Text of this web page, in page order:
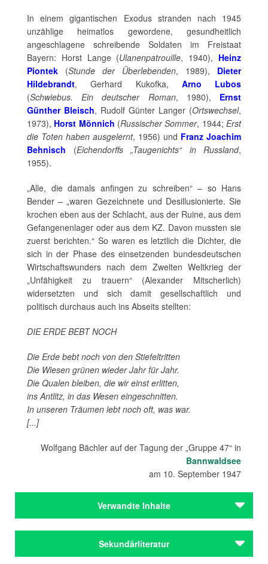
In einem gigantischen Exodus stranden nach 1945
unzählige heimatlos gewordene, gesundheitlich
angeschlagene schreibende Soldaten im Freistaat
Bayern: Horst Lange (Ulanenpatrouille, 1940), Heinz
Piontek (Stunde der Überlebenden, 1989), Dieter
Hildebrandt, Gerhard Kukofka, Arno Lubos
(Schwiebus. Ein deutscher Roman, 1980), Ernst
Günther Bleisch, Rudolf Günter Langer (Ortswechsel,
1973), Horst Mönnich (Russischer Sommer, 1944;Erst
die Toten haben ausgelernt, 1956) und Franz Joachim
Behnisch (Eichendorffs „Taugenichts“ in Russland,
1955).
„Alle, die damals anfingen zu schreiben“ – so Hans
Bender – „waren Gezeichnete und Desillusionierte. Sie
krochen eben aus der Schlacht, aus der Ruine, aus dem
Gefangenenlager oder aus dem KZ. Davon mussten sie
zuerst berichten.“ So waren es letztlich die Dichter, die
sich in der Phase des einsetzenden bundesdeutschen
Wirtschaftswunders nach dem Zweiten Weltkrieg der
„Unfähigkeit zu trauern“ (Alexander Mitscherlich)
widersetzten und sich damit gesellschaftlich und
politisch durchaus auch ins Abseits stellten:
DIE ERDE BEBT NOCH
Die Erde bebt noch von den Stiefeltritten
Die Wiesen grünen wieder Jahr für Jahr.
Die Qualen bleiben, die wir einst erlitten,
ins Antlitz, in das Wesen eingeschnitten.
In unseren Träumen lebt noch oft, was war.
[...]
Wolfgang Bächler auf der Tagung der „Gruppe 47“ in
Bannwaldsee
am 10. September 1947
Verwandte Inhalte
Andersch, Alfred
Bächler, Wolfgang
Sekundärliteratur